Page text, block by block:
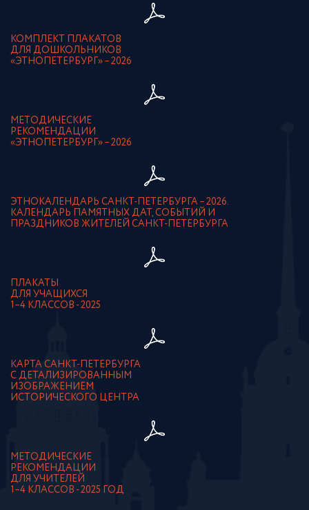
КОМПЛЕКТ ПЛАКАТОВ
ДЛЯ ДОШКОЛЬНИКОВ
«ЭТНОПЕТЕРБУРГ» – 2026
МЕТОДИЧЕСКИЕ
РЕКОМЕНДАЦИИ
«ЭТНОПЕТЕРБУРГ» – 2026
ЭТНОКАЛЕНДАРЬ САНКТ-ПЕТЕРБУРГА – 2026.
КАЛЕНДАРЬ ПАМЯТНЫХ ДАТ, СОБЫТИЙ И
ПРАЗДНИКОВ ЖИТЕЛЕЙ САНКТ-ПЕТЕРБУРГА
ПЛАКАТЫ
ДЛЯ УЧАЩИХСЯ
1–4 КЛАССОВ - 2025
КАРТА САНКТ-ПЕТЕРБУРГА
С ДЕТАЛИЗИРОВАННЫМ
ИЗОБРАЖЕНИЕМ
ИСТОРИЧЕСКОГО ЦЕНТРА
МЕТОДИЧЕСКИЕ
РЕКОМЕНДАЦИИ
ДЛЯ УЧИТЕЛЕЙ
1–4 КЛАССОВ - 2025 ГОД